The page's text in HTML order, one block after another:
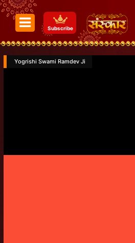
Subscribe
Yogrishi Swami Ramdev Ji